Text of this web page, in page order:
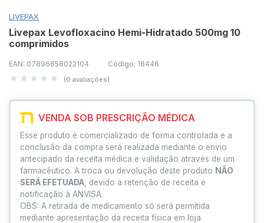
LIVEPAX
Livepax Levofloxacino Hemi-Hidratado 500mg 10
comprimidos
EAN: 07896658022104 Código: 18446
(0 avaliações)
VENDA SOB PRESCRIÇÃO MÉDICA
Esse produto é comercializado de forma controlada e a
conclusão da compra será realizada mediante o envio
antecipado da receita médica e validação através de um
farmacêutico. A troca ou devolução deste produto NÃO
SERÁ EFETUADA , devido a retenção de receita e
notificação à ANVISA.
OBS: A retirada de medicamento só será permitida
mediante apresentação da receita física em loja.